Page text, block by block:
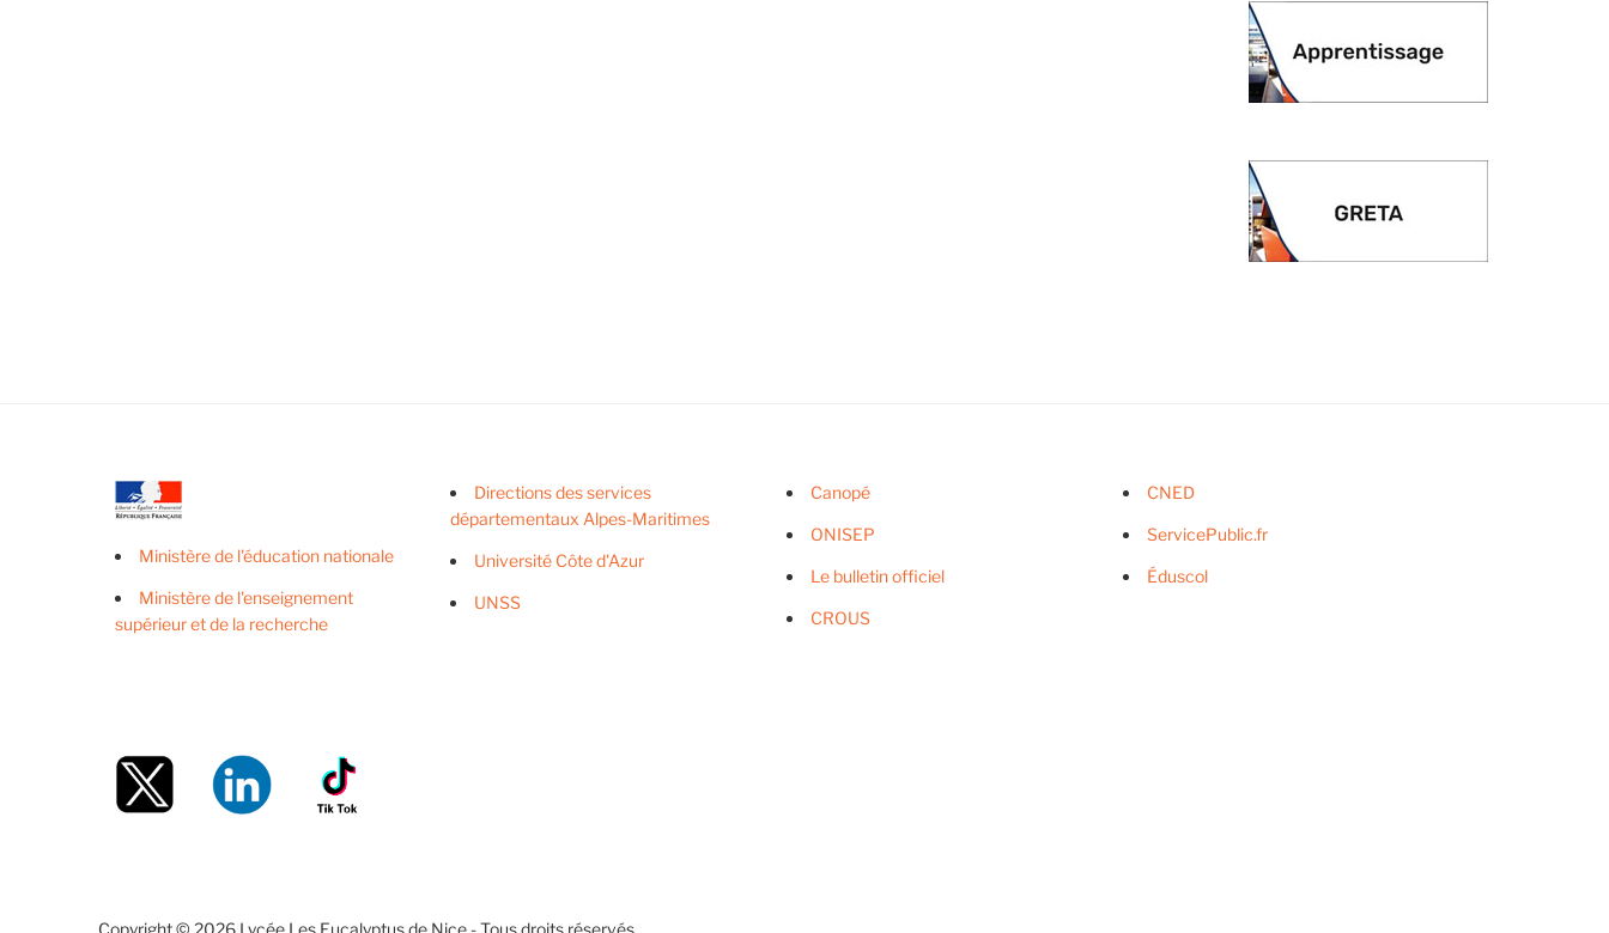
Ministère de l'éducation nationale
Ministère de l'enseignement
supérieur et de la recherche
Directions des services
départementaux Alpes-Maritimes
Université Côte d'Azur
UNSS
Canopé
ONISEP
Le bulletin officiel
CROUS
CNED
ServicePublic.fr
Éduscol